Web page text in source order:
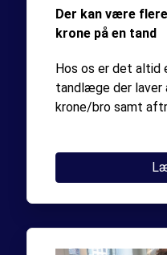
Der kan være
krone på en tand
Hos os er det altid
tandlæge der laver
krone/bro samt